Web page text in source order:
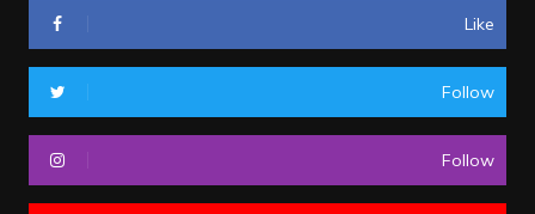
Like
Follow
Follow